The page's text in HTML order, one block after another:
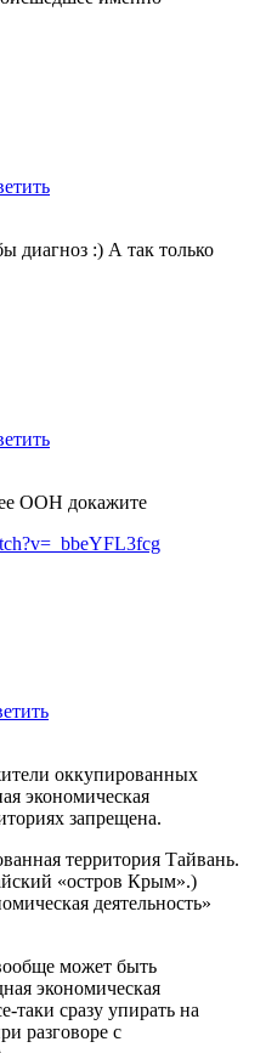
диагноз :) А так только
ООН докажите
оккупированных
экономическая
запрещена.
территория Тайвань.
«остров Крым».)
деятельность»
может быть
экономическая
таки сразу упирать на
разговоре с